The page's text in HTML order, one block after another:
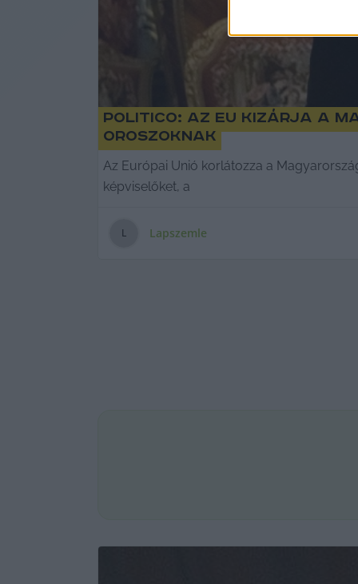
Politico: Az EU kizárja a
oroszoknak
Az Európai Unió korlátozza a
képviselőket, a
L Lapszemle